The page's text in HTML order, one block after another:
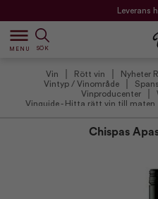
Leverans
dehaze
MENU SÖK
Vin Rött vin Nyheter
Vintyp / Vinområde
Vinproducenter
Vinguide - Hitta rätt vin till maten
Chispas